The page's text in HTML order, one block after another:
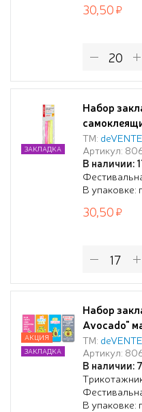
30,50
Набор
широких
ТМ: deVENTE
Артикул:
В наличии:
В упаковке:
ЗАКЛАДКА
30,50
Набор
Avocado"
закладок
ТМ: deVENTE
Артикул:
В наличии:
В упаковке:
АКЦИЯ
ЗАКЛАДКА